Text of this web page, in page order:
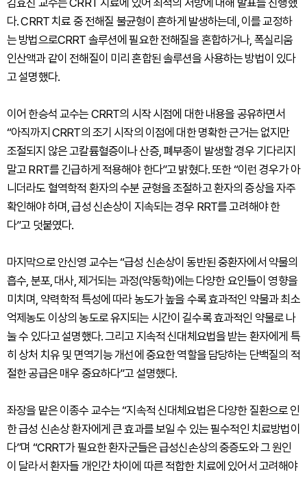
김효진 교수는 CRRT 치료에 있어 최적의 처방에 대해 발표를 진행했
다. CRRT 치료 중 전해질 불균형이 흔하게 발생하는데, 이를 교정하
는 방법으로CRRT 솔루션에 필요한 전해질을 혼합하거나, 폭실리움
인산액과 같이 전해질이 미리 혼합된 솔루션을 사용하는 방법이 있다
고 설명했다.
이어 한승석 교수는 CRRT의 시작 시점에 대한 내용을 공유하면서
“아직까지 CRRT의 조기 시작의 이점에 대한 명확한 근거는 없지만
조절되지 않은 고칼륨혈증이나 산증, 폐부종이 발생할 경우 기다리지
말고 RRT를 긴급하게 적용해야 한다”고 밝혔다. 또한 “이런 경우가 아
니더라도 혈역학적 환자의 수분 균형을 조절하고 환자의 증상을 자주
확인해야 하며, 급성 신손상이 지속되는 경우 RRT를 고려해야 한
다”고 덧붙였다.
마지막으로 안신영 교수는 “급성 신손상이 동반된 중환자에서 약물의
흡수, 분포, 대사, 제거되는 과정(약동학)에는 다양한 요인들이 영향을
미치며, 약력학적 특성에 따라 농도가 높을 수록 효과적인 약물과 최소
억제농도 이상의 농도로 유지되는 시간이 길수록 효과적인 약물로 나
눌 수 있다고 설명했다. 그리고 지속적 신대체요법을 받는 환자에게 특
히 상처 치유 및 면역기능 개선에 중요한 역할을 담당하는 단백질의 적
절한 공급은 매우 중요하다”고 설명했다.
좌장을 맡은 이종수 교수는 “지속적 신대체요법은 다양한 질환으로 인
한 급성 신손상 환자에게 큰 효과를 보일 수 있는 필수적인 치료방법이
다”며 “CRRT가 필요한 환자군들은 급성신손상의 중증도와 그 원인
이 달라서 환자들 개인간 차이에 따른 적합한 치료에 있어서 고려해야